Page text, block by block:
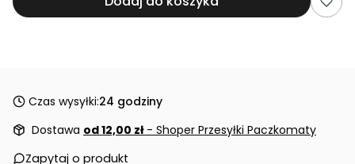
Czas wysyłki:24 godziny
Dostawa od 12,00 zł - Shoper Przesyłki Paczkomaty
Zapytaj o produkt